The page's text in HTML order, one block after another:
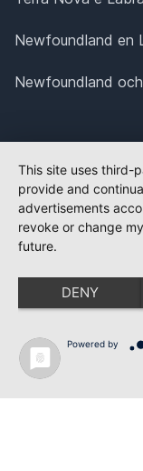
Newfoundland en
Newfoundland
This site uses third-
provide and
advertisements
revoke or change
future.
DENY
Powered by